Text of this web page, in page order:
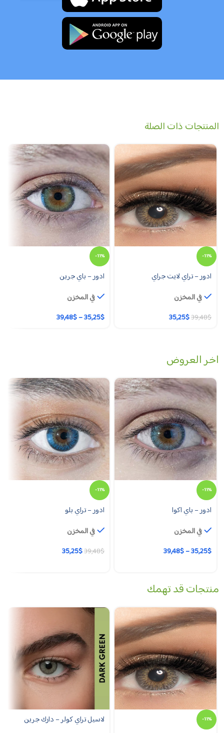
المنتجات ذات الصلة
-11%
ادور – تراي لايت جراي
في المخزن
39,48$
35,25$
-11%
ادور – باي جرين
في المخزن
35,25$
–
39,48$
اخر العروض
-11%
ادور – باي اكوا
في المخزن
35,25$
–
39,48$
-11%
ادور – تراي بلو
في المخزن
39,48$
35,25$
منتجات قد تهمك
-11%
لاسيل تراي كولر – دارك جرين